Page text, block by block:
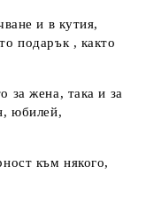
и в кутия,
подарък , както
за жена, така и за
юбилей,
към някого,